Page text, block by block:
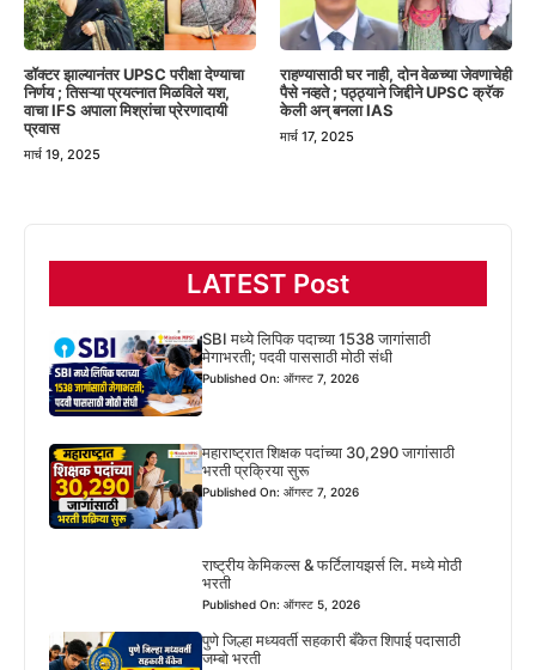
डॉक्टर झाल्यानंतर UPSC परीक्षा देण्याचा
निर्णय ; तिसऱ्या प्रयत्नात मिळविले यश,
वाचा IFS अपाला मिश्रांचा प्रेरणादायी
प्रवास
मार्च 19, 2025
राहण्यासाठी घर नाही, दोन वेळच्या जेवणाचेही
पैसे नव्हते ; पठ्ठ्याने जिद्दीने UPSC क्रॅक
केली अन् बनला IAS
मार्च 17, 2025
LATEST Post
SBI मध्ये लिपिक पदाच्या 1538 जागांसाठी
मेगाभरती; पदवी पाससाठी मोठी संधी
Published On: ऑगस्ट 7, 2026
महाराष्ट्रात शिक्षक पदांच्या 30,290 जागांसाठी
भरती प्रक्रिया सुरू
Published On: ऑगस्ट 7, 2026
राष्ट्रीय केमिकल्स & फर्टिलायझर्स लि. मध्ये मोठी
भरती
Published On: ऑगस्ट 5, 2026
पुणे जिल्हा मध्यवर्ती सहकारी बँकेत शिपाई पदासाठी
जम्बो भरती